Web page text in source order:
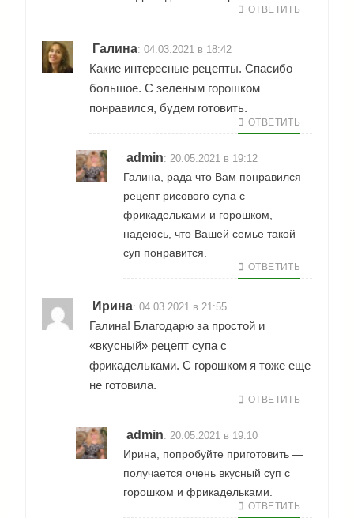
ОТВЕТИТЬ
Галина: 04.03.2021 в 18:42
Какие интересные рецепты. Спасибо
большое. С зеленым горошком
понравился, будем готовить.
ОТВЕТИТЬ
admin: 20.05.2021 в 19:12
Галина, рада что Вам понравился
рецепт рисового супа с
фрикадельками и горошком,
надеюсь, что Вашей семье такой
суп понравится.
ОТВЕТИТЬ
Ирина: 04.03.2021 в 21:55
Галина! Благодарю за простой и
«вкусный» рецепт супа с
фрикадельками. С горошком я тоже еще
не готовила.
ОТВЕТИТЬ
admin: 20.05.2021 в 19:10
Ирина, попробуйте приготовить —
получается очень вкусный суп с
горошком и фрикадельками.
ОТВЕТИТЬ